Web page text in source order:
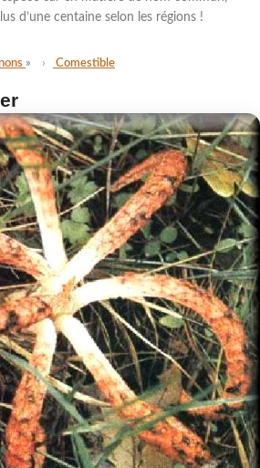
d’une centaine selon les régions !
Comestible